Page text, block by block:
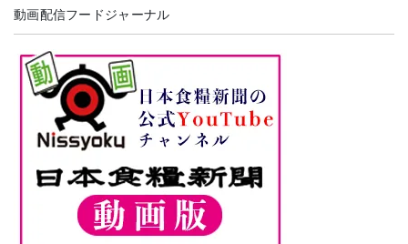
動画配信フードジャーナル